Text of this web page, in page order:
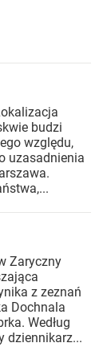
budzi
względu,
uzasadnienia
Zaryczny
z zeznań
Dochnala
Według
dziennikarz...